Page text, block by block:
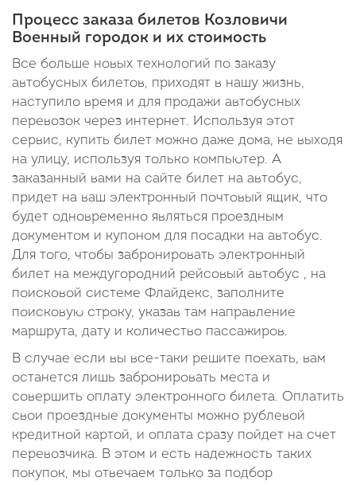
Процесс заказа билетов Козловичи
Военный городок и их стоимость
Все больше новых технологий по заказу
автобусных билетов, приходят в нашу жизнь,
наступило время и для продажи автобусных
перевозок через интернет. Используя этот
сервис, купить билет можно даже дома, не выходя
на улицу, используя только компьютер. А
заказанный вами на сайте билет на автобус,
придет на ваш электронный почтовый ящик, что
будет одновременно являться проездным
документом и купоном для посадки на автобус.
Для того, чтобы забронировать электронный
билет на междугородний рейсовый автобус , на
поисковой системе Флайдекс, заполните
поисковую строку, указав там направление
маршрута, дату и количество пассажиров.
В случае если вы все-таки решите поехать, вам
останется лишь забронировать места и
совершить оплату электронного билета. Оплатить
свои проездные документы можно рублевой
кредитной картой, и оплата сразу пойдет на счет
перевозчика. В этом и есть надежность таких
покупок, мы отвечаем только за подбор